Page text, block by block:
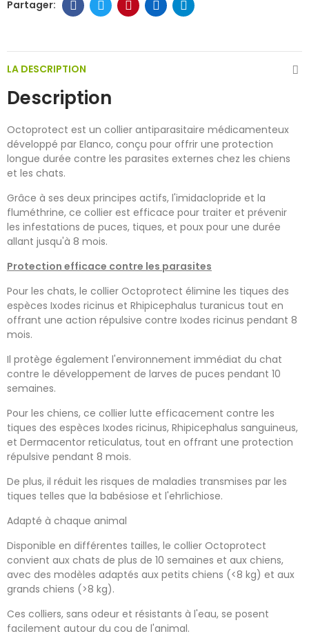
LA DESCRIPTION
Description
Octoprotect est un collier antiparasitaire médicamenteux
développé par Elanco, conçu pour offrir une protection
longue durée contre les parasites externes chez les chiens
et les chats.
Grâce à ses deux principes actifs, l'imidaclopride et la
fluméthrine, ce collier est efficace pour traiter et prévenir
les infestations de puces, tiques, et poux pour une durée
allant jusqu'à 8 mois.
Protection efficace contre les parasites
Pour les chats, le collier Octoprotect élimine les tiques des
espèces Ixodes ricinus et Rhipicephalus turanicus tout en
offrant une action répulsive contre Ixodes ricinus pendant 8
mois.
Il protège également l'environnement immédiat du chat
contre le développement de larves de puces pendant 10
semaines.
Pour les chiens, ce collier lutte efficacement contre les
tiques des espèces Ixodes ricinus, Rhipicephalus sanguineus,
et Dermacentor reticulatus, tout en offrant une protection
répulsive pendant 8 mois.
De plus, il réduit les risques de maladies transmises par les
tiques telles que la babésiose et l'ehrlichiose.
Adapté à chaque animal
Disponible en différentes tailles, le collier Octoprotect
convient aux chats de plus de 10 semaines et aux chiens,
avec des modèles adaptés aux petits chiens (<8 kg) et aux
grands chiens (>8 kg).
Ces colliers, sans odeur et résistants à l'eau, se posent
facilement autour du cou de l'animal.